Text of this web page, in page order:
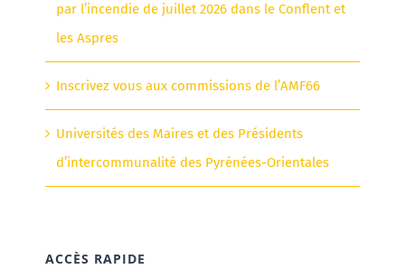
par l’incendie de juillet 2026 dans le Conflent et
les Aspres
Inscrivez vous aux commissions de l’AMF66
Universités des Maires et des Présidents
d’intercommunalité des Pyrénées-Orientales
ACCÈS RAPIDE